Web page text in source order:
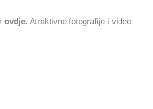
ovdje. Atraktivne fotografije i videe